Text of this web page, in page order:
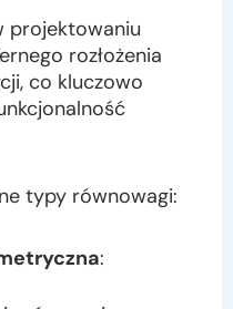
projektowaniu
rozłożenia
co kluczowo
typy równowagi:
: